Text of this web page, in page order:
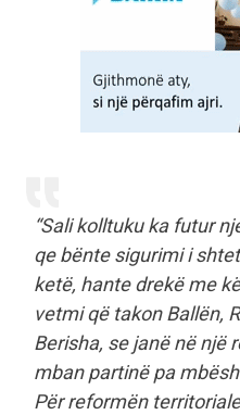
“Sali kolltuku ka futur
qe bënte sigurimi i
ketë, hante drekë me
vetmi që takon Ballën,
Berisha, se janë në një
mban partinë pa
Për reformën